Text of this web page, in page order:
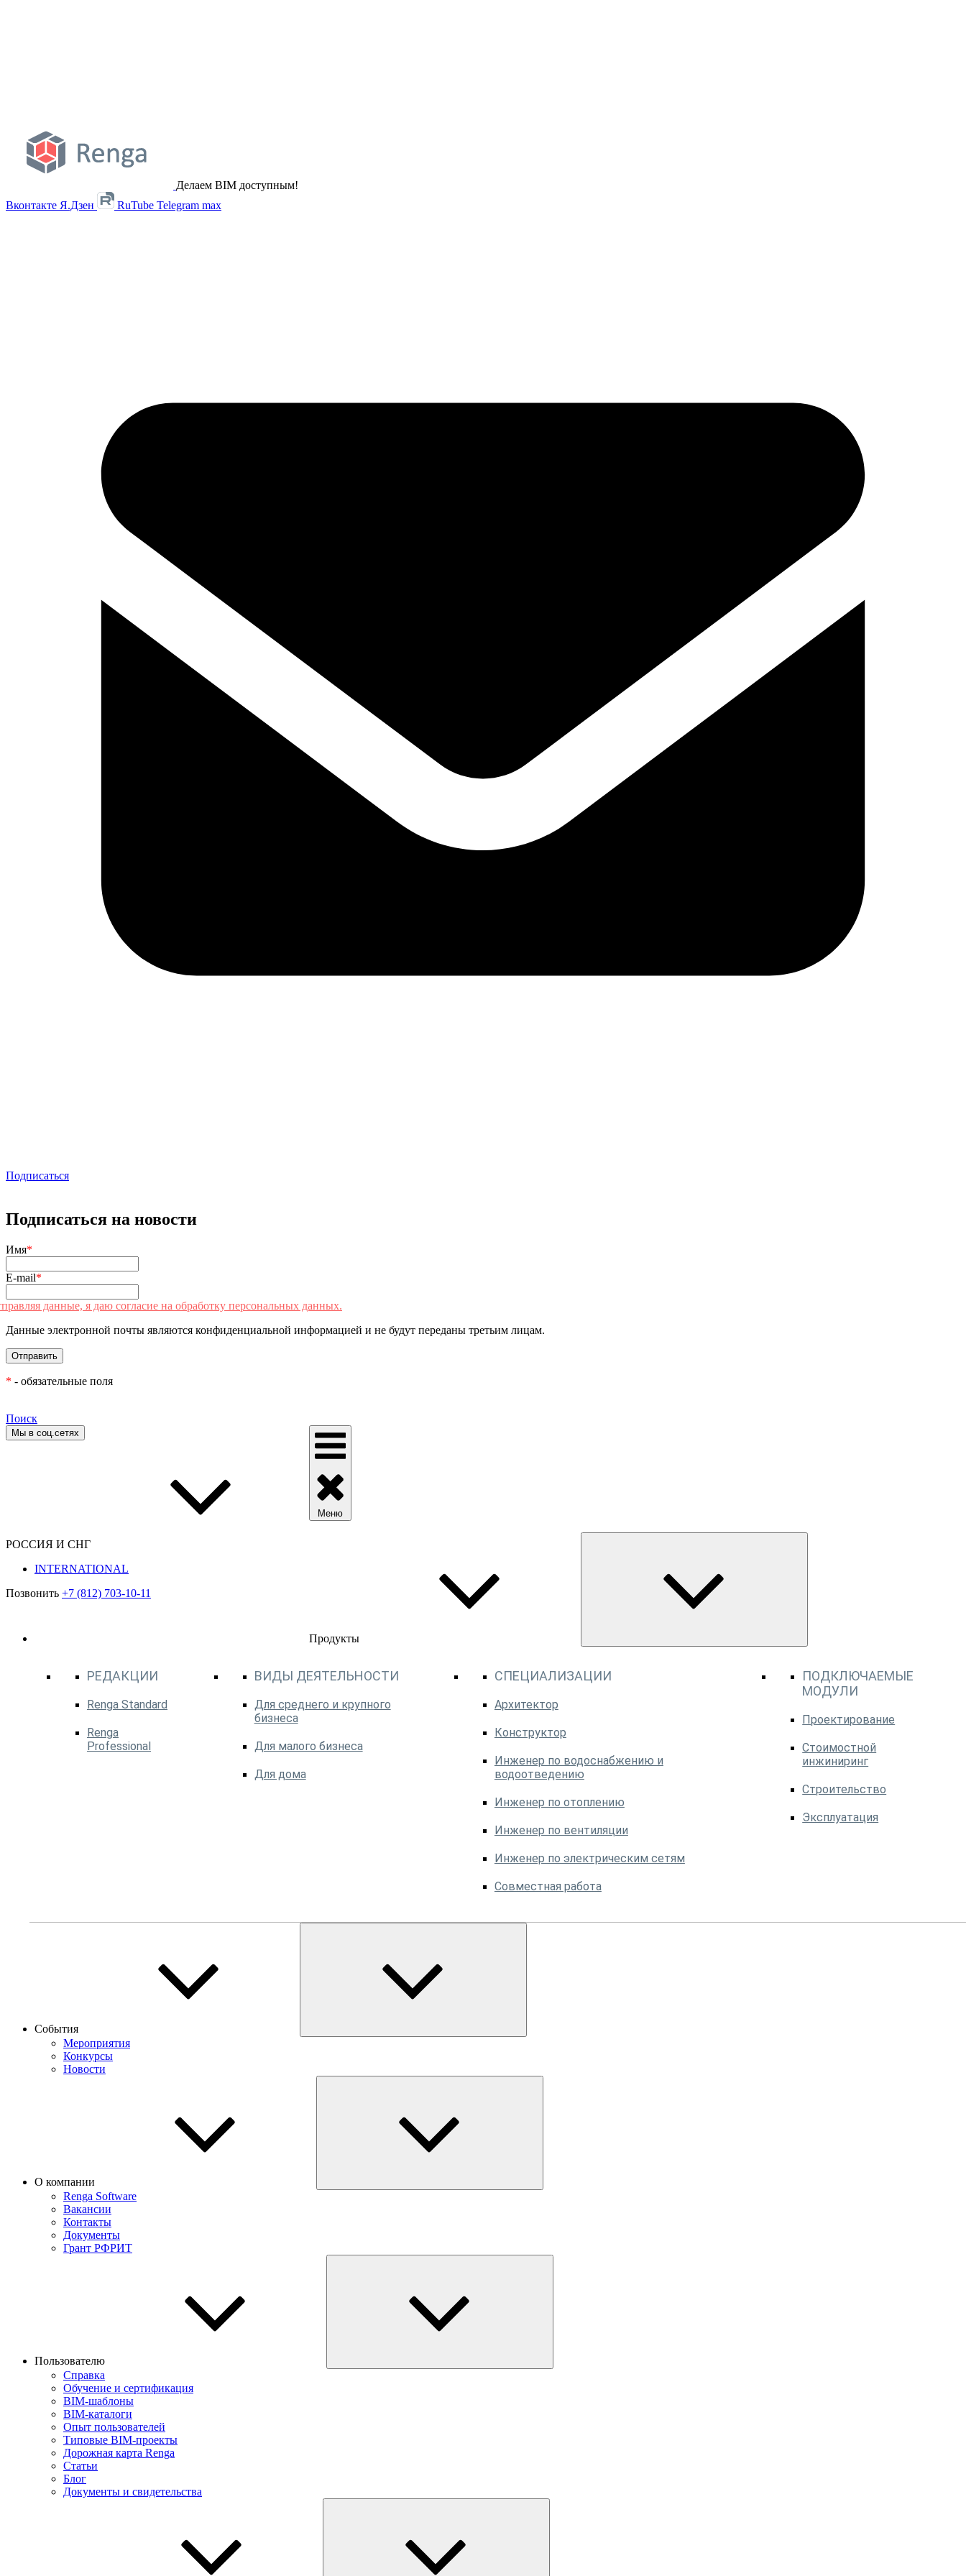
Делаем BIM доступным!
Вконтакте Я.Дзен RuTube Telegram max
Подписаться
Подписаться на новости
Имя*
E-mail*
данные, я даю согласие на обработку персональных данных.
Данные электронной почты являются конфиденциальной информацией и не будут переданы третьим лицам.
* - обязательные поля
Поиск
Мы в соц.сетях
РОССИЯ И СНГ
INTERNATIONAL
Позвонить +7 (812) 703-10-11
Меню
Продукты
РЕДАКЦИИ
Renga Standard
Renga
Professional
ВИДЫ ДЕЯТЕЛЬНОСТИ
Для среднего и крупного
бизнеса
Для малого бизнеса
Для дома
СПЕЦИАЛИЗАЦИИ
Архитектор
Конструктор
Инженер по водоснабжению и
водоотведению
Инженер по отоплению
Инженер по вентиляции
Инженер по электрическим сетям
Совместная работа
ПОДКЛЮЧАЕМЫЕ
МОДУЛИ
Проектирование
Стоимостной
инжиниринг
Строительство
Эксплуатация
События
Мероприятия
Конкурсы
Новости
О компании
Renga Software
Вакансии
Контакты
Документы
Грант РФРИТ
Пользователю
Справка
Обучение и сертификация
BIM-шаблоны
BIM-каталоги
Опыт пользователей
Типовые BIM-проекты
Дорожная карта Renga
Статьи
Блог
Документы и свидетельства